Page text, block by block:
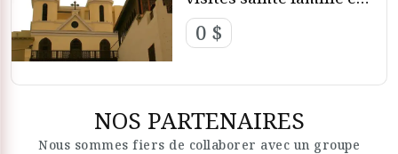
égypte
0 $
NOS PARTENAIRES
Nous sommes fiers de collaborer avec un groupe